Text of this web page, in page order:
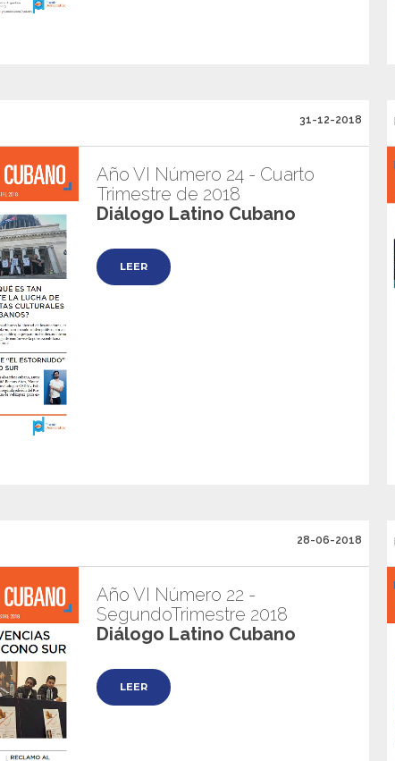
31-12-2018
Año VI Número 24 - Cuarto
Trimestre de 2018
Diálogo Latino Cubano
LEER
28-06-2018
Año VI Número 22 -
SegundoTrimestre 2018
Diálogo Latino Cubano
LEER